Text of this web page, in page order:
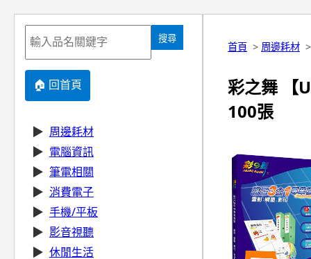
搜尋
🏠 回首頁
▶ 周邊耗材
▶ 電腦資訊
▶ 筆電相關
▶ 消費電子
▶ 手機/平板
▶ 影音視聽
▶ 休閒生活
首頁 > 周邊耗材
彩之舞 【
100張